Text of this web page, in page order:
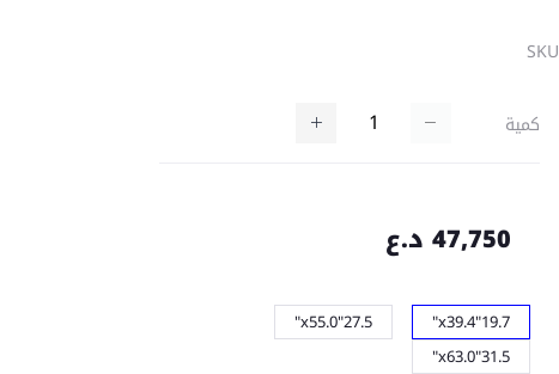
SKU
كمية
47,750 د.ع
19.7"x39.4"
27.5"x55.0"
31.5"x63.0"